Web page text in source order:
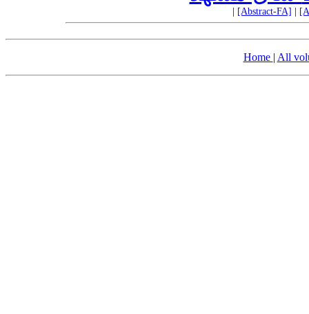
[Abstract-FA]
Home | All